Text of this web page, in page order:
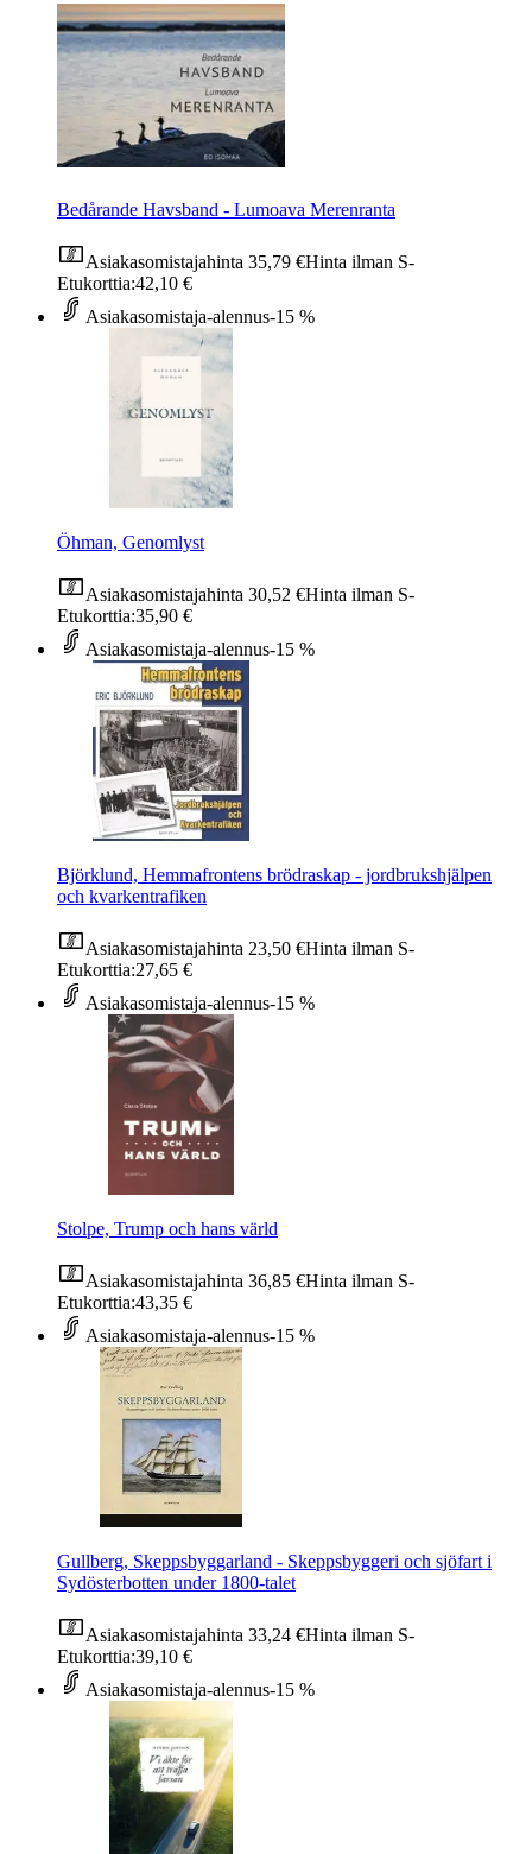
Bedårande Havsband - Lumoava Merenranta
Asiakasomistajahinta 35,79 €Hinta ilman S-
Etukorttia:42,10 €
Asiakasomistaja-alennus-15 %
Öhman, Genomlyst
Asiakasomistajahinta 30,52 €Hinta ilman S-
Etukorttia:35,90 €
Asiakasomistaja-alennus-15 %
Björklund, Hemmafrontens brödraskap - jordbrukshjälpen
och kvarkentrafiken
Asiakasomistajahinta 23,50 €Hinta ilman S-
Etukorttia:27,65 €
Asiakasomistaja-alennus-15 %
Stolpe, Trump och hans värld
Asiakasomistajahinta 36,85 €Hinta ilman S-
Etukorttia:43,35 €
Asiakasomistaja-alennus-15 %
Gullberg, Skeppsbyggarland - Skeppsbyggeri och sjöfart i
Sydösterbotten under 1800-talet
Asiakasomistajahinta 33,24 €Hinta ilman S-
Etukorttia:39,10 €
Asiakasomistaja-alennus-15 %